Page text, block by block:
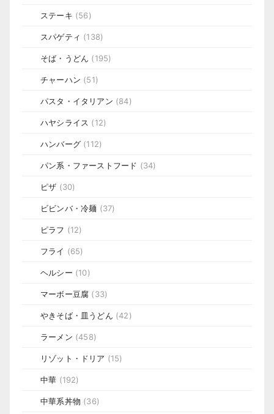
ステーキ (56)
スパゲティ (138)
そば・うどん (195)
チャーハン (51)
パスタ・イタリアン (84)
ハヤシライス (12)
ハンバーグ (112)
パン系・ファーストフード (34)
ピザ (30)
ビビンバ・冷麺 (37)
ピラフ (12)
フライ (65)
ヘルシー (10)
マーボー豆腐 (33)
やきそば・皿うどん (42)
ラーメン (458)
リゾット・ドリア (15)
中華 (192)
中華系丼物 (36)